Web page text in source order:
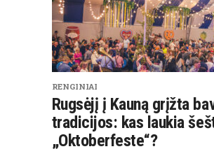
RENGINIAI
Rugsėjį į Kauną grįžta
tradicijos: kas laukia
„Oktoberfeste“?